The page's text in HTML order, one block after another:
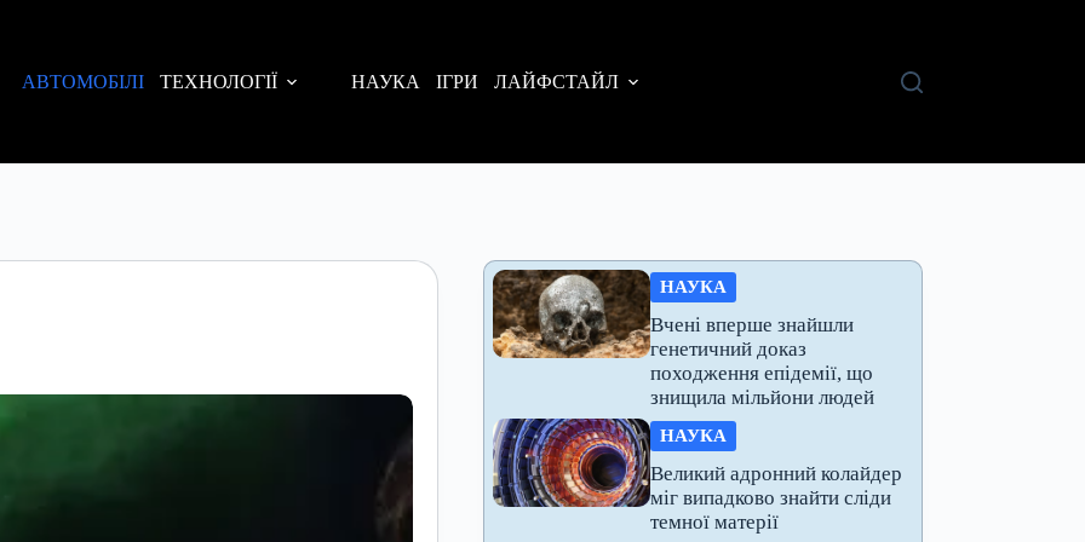
АВТОМОБІЛІ ТЕХНОЛОГІЇ НАУКА ІГРИ ЛАЙФСТАЙЛ
НАУКА
Вчені вперше знайшли
генетичний доказ
походження епідемії, що
знищила мільйони людей
НАУКА
Великий адронний колайдер
міг випадково знайти сліди
темної матерії